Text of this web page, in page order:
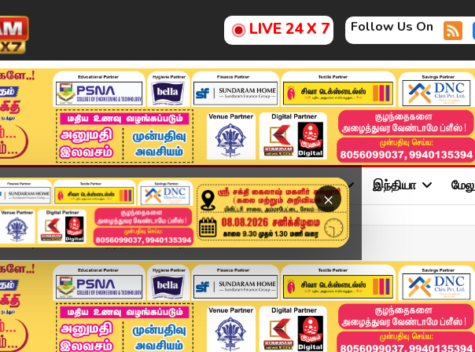
LIVE 24 X 7 Follow Us On
×
அண்மை தமிழ்நாடு சினிமா அரசியல் விளையாட்டு இந்தியா
Udhayanidhi என்ன சுதந்திர போராட்ட தியாகியா..? ம...